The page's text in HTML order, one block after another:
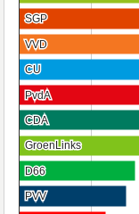
SGP
SGP
VVD
VVD
CU
CU
PvdA
PvdA
CDA
CDA
GroenLinks
GroenLinks
D66
D66
PVV
PVV